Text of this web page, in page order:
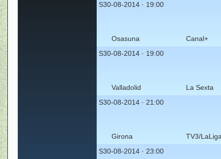
S30-08-2014 · 19:00
Osasuna
Canal+
S30-08-2014 · 19:00
Valladolid
La Sexta
S30-08-2014 · 21:00
Girona
TV3/
S30-08-2014 · 23:00